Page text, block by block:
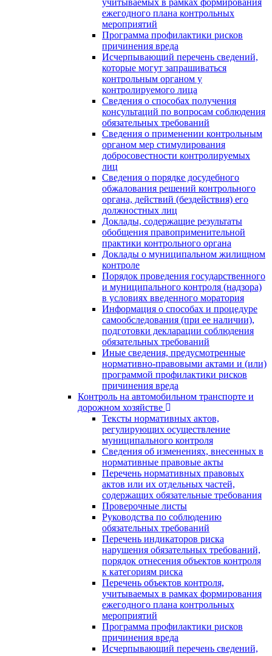
ежегодного плана контрольных
мероприятий
Программа профилактики рисков
причинения вреда
Исчерпывающий перечень сведений,
которые могут запрашиваться
контрольным органом у
контролируемого лица
Сведения о способах получения
консультаций по вопросам соблюдения
обязательных требований
Сведения о применении контрольным
органом мер стимулирования
добросовестности контролируемых
лиц
Сведения о порядке досудебного
обжалования решений контрольного
органа, действий (бездействия) его
должностных лиц
Доклады, содержащие результаты
обобщения правоприменительной
практики контрольного органа
Доклады о муниципальном жилищном
контроле
Порядок проведения государственного
и муниципального контроля (надзора)
в условиях введенного моратория
Информация о способах и процедуре
самообследования (при ее наличии),
подготовки декларации соблюдения
обязательных требований
Иные сведения, предусмотренные
нормативно-правовыми актами и (или)
программой профилактики рисков
причинения вреда
Контроль на автомобильном транспорте и
дорожном хозяйстве
Тексты нормативных актов,
регулирующих осуществление
муниципального контроля
Сведения об изменениях, внесенных в
нормативные правовые акты
Перечень нормативных правовых
актов или их отдельных частей,
содержащих обязательные требования
Проверочные листы
Руководства по соблюдению
обязательных требований
Перечень индикаторов риска
нарушения обязательных требований,
порядок отнесения объектов контроля
к категориям риска
Перечень объектов контроля,
учитываемых в рамках формирования
ежегодного плана контрольных
мероприятий
Программа профилактики рисков
причинения вреда
Исчерпывающий перечень сведений,